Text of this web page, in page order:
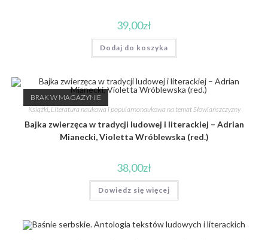
39,00zł
Dodaj do koszyka
BRAK W MAGAZYNIE
Książki, Literatura naukowa i popularnonaukowa na temat Słowiańszczyzny
Bajka zwierzęca w tradycji ludowej i literackiej – Adrian
Mianecki, Violetta Wróblewska (red.)
38,00zł
Dowiedz się więcej